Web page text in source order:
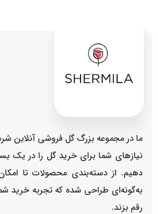
ما در مجموعه بزرگ گل فروشی آنلاین
نیازهای شما برای خرید گل را در یک
دهیم. از دسته‌بندی محصولات تا
به‌گونه‌ای طراحی شده که تجربه خرید
رقم بزند.